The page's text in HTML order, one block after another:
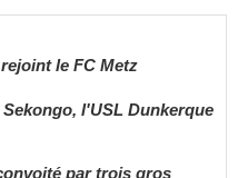
le FC Metz
l'USL Dunkerque
par trois gros